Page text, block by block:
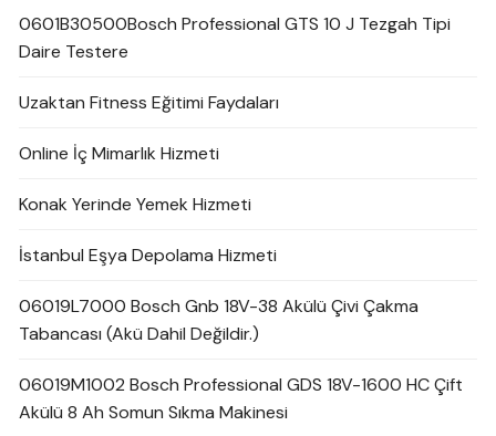
0601B30500Bosch Professional GTS 10 J Tezgah Tipi
Daire Testere
Uzaktan Fitness Eğitimi Faydaları
Online İç Mimarlık Hizmeti
Konak Yerinde Yemek Hizmeti
İstanbul Eşya Depolama Hizmeti
06019L7000 Bosch Gnb 18V-38 Akülü Çivi Çakma
Tabancası (Akü Dahil Değildir.)
06019M1002 Bosch Professional GDS 18V-1600 HC Çift
Akülü 8 Ah Somun Sıkma Makinesi